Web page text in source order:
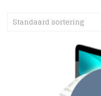
Standaard sortering